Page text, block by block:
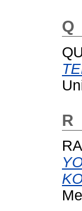
Q
R